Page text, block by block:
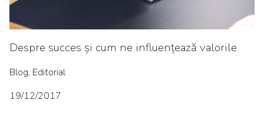
Despre succes și cum ne influențează valorile
Blog, Editorial
19/12/2017